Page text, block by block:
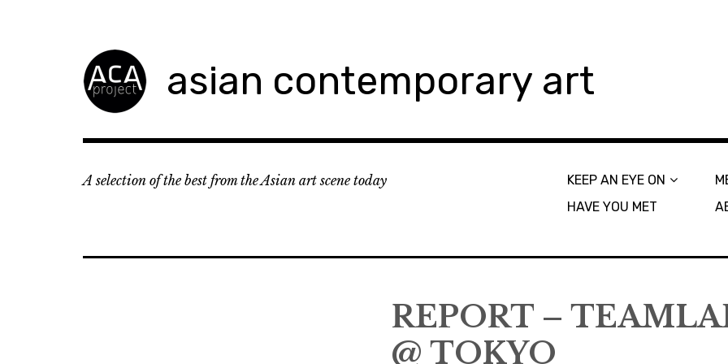
asian contemporary art
A selection of the best from the Asian art scene today
KEEP AN EYE ON
HAVE YOU MET
REPORT –
@ TOKYO